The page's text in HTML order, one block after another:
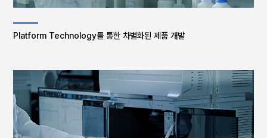
Platform Technology를 통한 차별화된 제품 개발